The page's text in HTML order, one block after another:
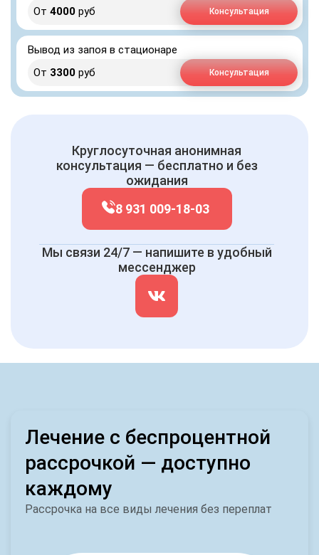
От 4000 руб Консультация
Вывод из запоя в стационаре
От 3300 руб Консультация
Круглосуточная анонимная
консультация — бесплатно и без
ожидания
8 931 009-18-03
Мы связи 24/7 — напишите в удобный
мессенджер
Лечение с беспроцентной
рассрочкой — доступно
каждому
Рассрочка на все виды лечения без переплат